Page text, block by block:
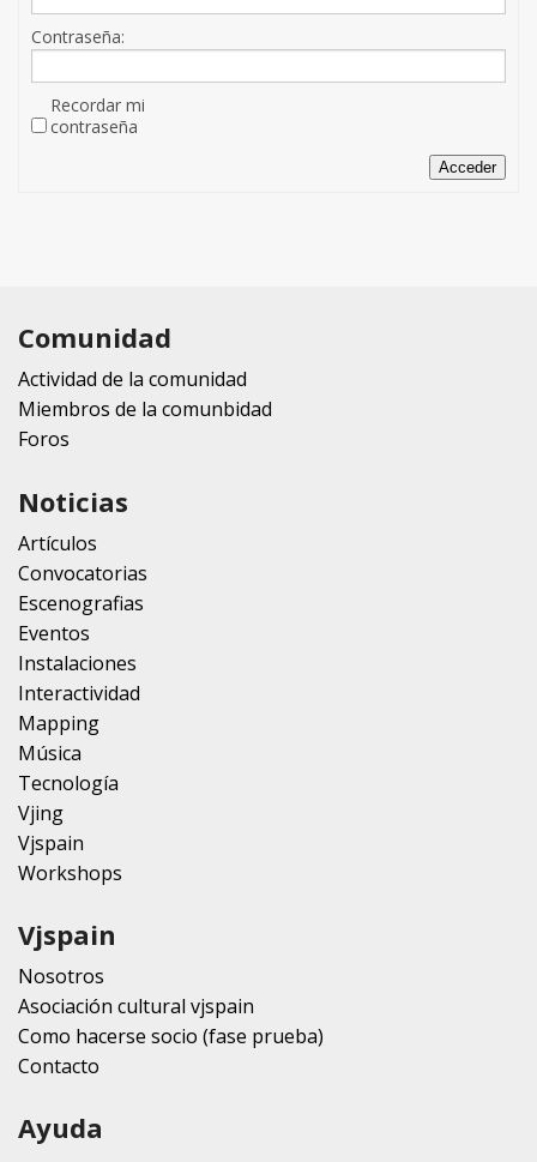
Contraseña:
Recordar mi
contraseña
Acceder
Comunidad
Actividad de la comunidad
Miembros de la comunbidad
Foros
Noticias
Artículos
Convocatorias
Escenografias
Eventos
Instalaciones
Interactividad
Mapping
Música
Tecnología
Vjing
Vjspain
Workshops
Vjspain
Nosotros
Asociación cultural vjspain
Como hacerse socio (fase prueba)
Contacto
Ayuda